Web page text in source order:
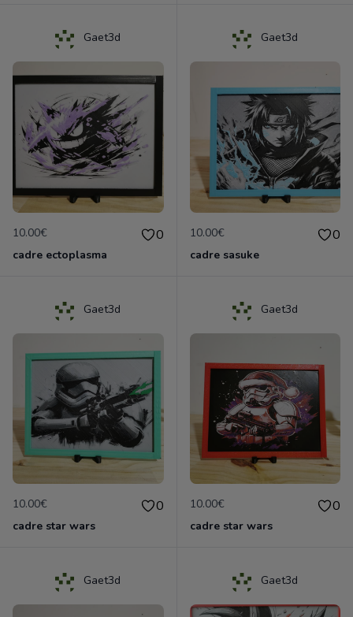
Gaet3d
10.00€ 0
cadre ectoplasma
Gaet3d
10.00€ 0
cadre sasuke
Gaet3d
10.00€ 0
cadre star wars
Gaet3d
10.00€ 0
cadre star wars
Gaet3d Gaet3d